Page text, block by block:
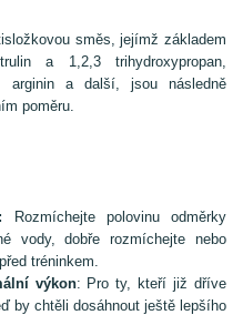
směs, jejímž základem
a 1,2,3 trihydroxypropan,
arginin a další, jsou následně
poměru.
Rozmíchejte polovinu odměrky
vody, dobře rozmíchejte nebo
tréninkem.
výkon: Pro ty, kteří již dříve
by chtěli dosáhnout ještě lepšího